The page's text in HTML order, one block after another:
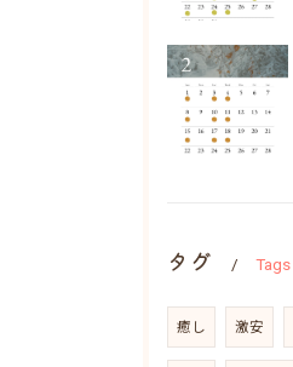
タグ Tags
癒し 激安